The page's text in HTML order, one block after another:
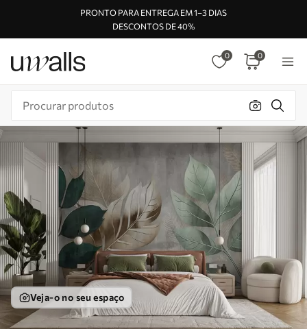
PRONTO PARA ENTREGA EM 1–3 DIAS
DESCONTOS DE 40%
0 0
Veja-o no seu espaço